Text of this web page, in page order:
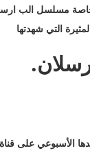
التي شهدتها
.